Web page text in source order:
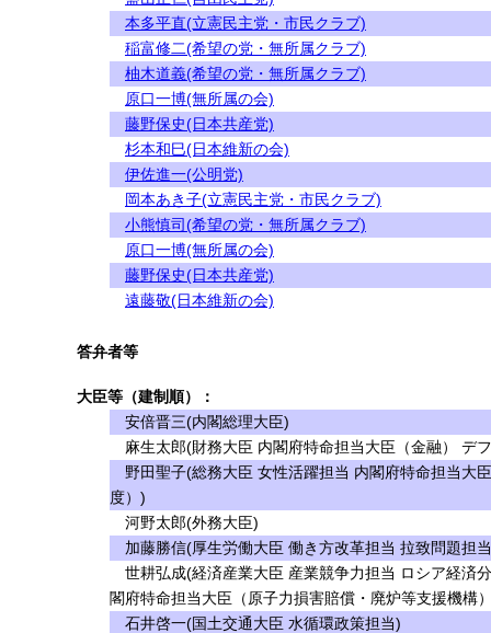
本多平直(立憲民主党・市民クラブ)
稲富修二(希望の党・無所属クラブ)
柚木道義(希望の党・無所属クラブ)
原口一博(無所属の会)
藤野保史(日本共産党)
杉本和巳(日本維新の会)
伊佐進一(公明党)
岡本あき子(立憲民主党・市民クラブ)
小熊慎司(希望の党・無所属クラブ)
原口一博(無所属の会)
藤野保史(日本共産党)
遠藤敬(日本維新の会)
答弁者等
大臣等（建制順）：
安倍晋三(内閣総理大臣)
麻生太郎(財務大臣 内閣府特命担当大臣（金融） デ
野田聖子(総務大臣 女性活躍担当 内閣府特命担当大
度）)
河野太郎(外務大臣)
加藤勝信(厚生労働大臣 働き方改革担当 拉致問題担
世耕弘成(経済産業大臣 産業競争力担当 ロシア経済
閣府特命担当大臣（原子力損害賠償・廃炉等支援機構
石井啓一(国土交通大臣 水循環政策担当)